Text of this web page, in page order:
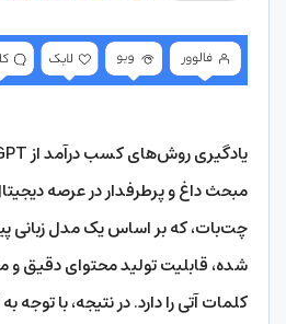
مبحث داغ و پرطرفدار در عرصه
چت‌بات، که بر اساس یک مدل زبانی
شده، قابلیت تولید محتوای دقیق و
کلمات آتی را دارد. در نتیجه، با توجه